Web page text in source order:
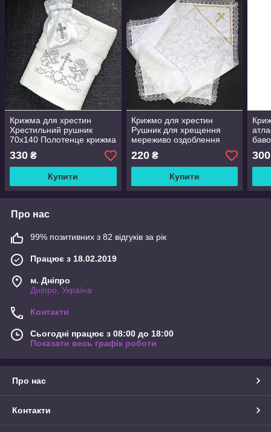
Крижма для хрестин
Хрестильний рушник
70х140 Полотенце крижма
Полотенце хрестильне
Рушник для хрещення
330 ₴
Купити
Крижмо для хрестин
Рушник для хрещення
мереживо оздоблення
тасьмою 80х80
220₴
Купити
для
300
Про нас
99% позитивних з 82 відгуків за рік
Працює з 18.02.2019
м. Дніпро
Дніпро, Україна
Контакти
Сьогодні працює з 08:00 до 18:00
Показати весь графік роботи
Про нас
Контакти